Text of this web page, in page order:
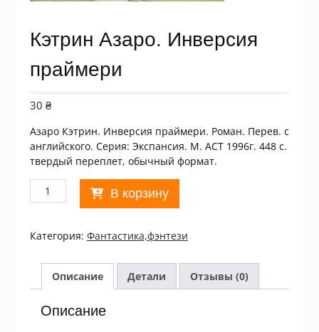
Кэтрин Азаро. Инверсия
праймери
30 ₴
Азаро Кэтрин. Инверсия праймери. Роман. Перев. с
английского. Серия: Экспансия. М. АСТ 1996г. 448 с.
твердый переплет, обычный формат.
Количество
товара
Азаро.
Инверсия
праймери
В корзину
Категория: Фантастика,фэнтези
Описание Детали Отзывы (0)
Описание